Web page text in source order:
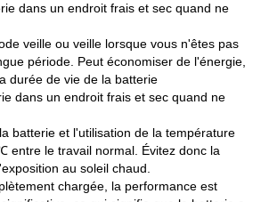
dans un endroit frais et sec quand ne
veille ou veille lorsque vous n'êtes pas
période. Peut économiser de l'énergie,
durée de vie de la batterie
dans un endroit frais et sec quand ne
batterie et l'utilisation de la température
le travail normal. Évitez donc la
au soleil chaud.
chargée, la performance est